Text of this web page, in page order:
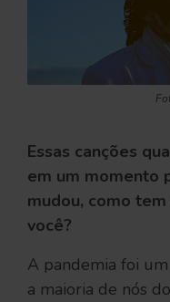
Essas canções
em um momento
mudou, como
você?
A pandemia foi
a maioria de nós